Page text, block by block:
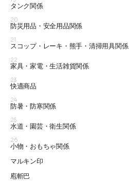
タンク関係
20
防災用品・安全用品関係
21
スコップ・レーキ・熊手・清掃用具関係
22
家具・家電・生活雑貨関係
23
快適商品
24
防暑・防寒関係
25
水道・園芸・衛生関係
26
小物・おもちゃ関係
マルキン印
庖斬巴